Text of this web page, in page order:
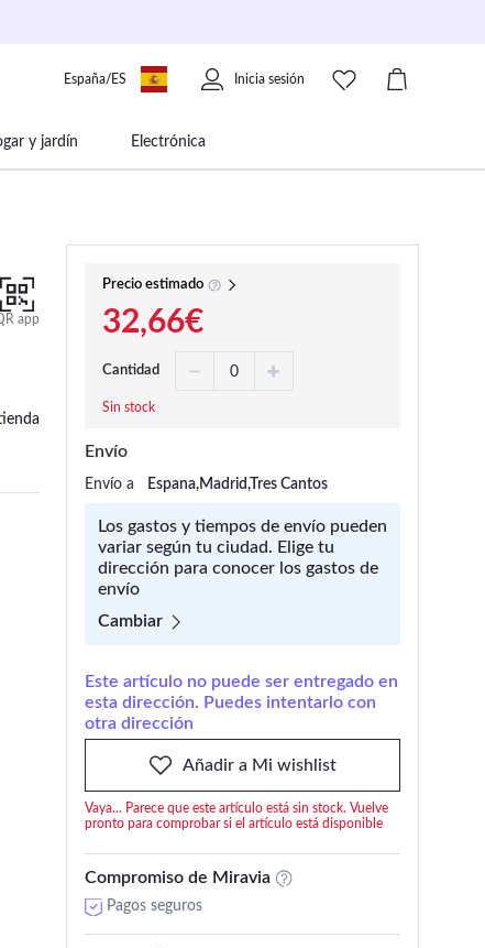
España/ES Inicia sesión
y jardín Electrónica
app
Precio estimado
32,66€
Cantidad
Sin stock
Envío
Envío a Espana,Madrid,Tres Cantos
Los gastos y tiempos de envío pueden
variar según tu ciudad. Elige tu
dirección para conocer los gastos de
envío
Cambiar
Este artículo no puede ser entregado en
esta dirección. Puedes intentarlo con
otra dirección
Añadir a Mi wishlist
Vaya... Parece que este artículo está sin stock. Vuelve
pronto para comprobar si el artículo está disponible
Compromiso de Miravia
Pagos seguros